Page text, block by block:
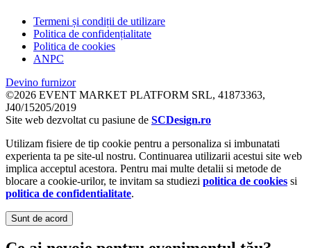
Termeni și condiții de utilizare
Politica de confidențialitate
Politica de cookies
ANPC
Devino furnizor
©2026 EVENT MARKET PLATFORM SRL, 41873363,
J40/15205/2019
Site web dezvoltat cu pasiune de SCDesign.ro
Utilizam fisiere de tip cookie pentru a personaliza si imbunatati
experienta ta pe site-ul nostru. Continuarea utilizarii acestui site web
implica acceptul acestora. Pentru mai multe detalii si metode de
blocare a cookie-urilor, te invitam sa studiezi politica de cookies si
politica de confidentialitate.
Sunt de acord